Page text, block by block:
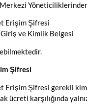
Merkezi
Erişim Şifresi
Giriş ve Kimlik Belgesi
Şifresi
Erişim Şifresi gerekli
ücreti karşılığında